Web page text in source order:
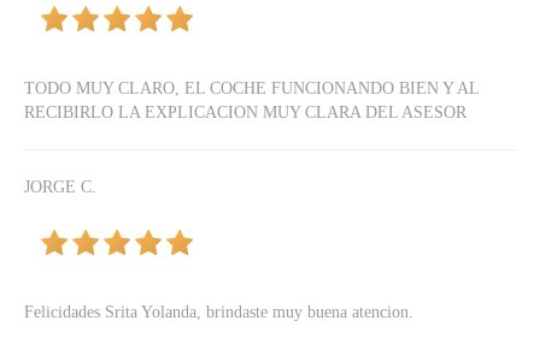
TODO MUY CLARO, EL COCHE FUNCIONANDO BIEN Y AL
RECIBIRLO LA EXPLICACION MUY CLARA DEL ASESOR
JORGE C.
Felicidades Srita Yolanda, brindaste muy buena atencion.